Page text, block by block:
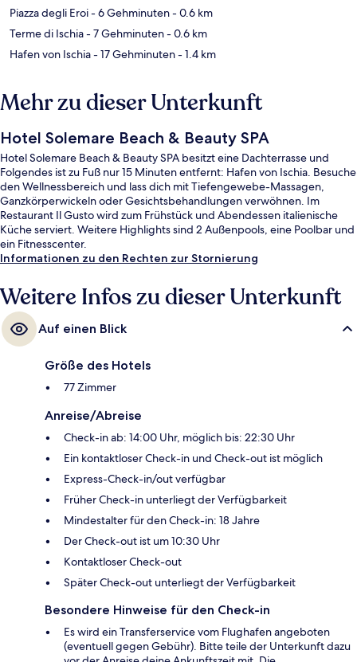
Piazza degli Eroi- 6 Gehminuten- 0.6 km
Terme di Ischia- 7 Gehminuten- 0.6 km
Hafen von Ischia- 17 Gehminuten- 1.4 km
Mehr zu dieser Unterkunft
Hotel Solemare Beach & Beauty SPA
Hotel Solemare Beach & Beauty SPA besitzt eine Dachterrasse und
Folgendes ist zu Fuß nur 15 Minuten entfernt: Hafen von Ischia. Besuche
den Wellnessbereich und lass dich mit Tiefengewebe-Massagen,
Ganzkörperwickeln oder Gesichtsbehandlungen verwöhnen. Im
Restaurant Il Gusto wird zum Frühstück und Abendessen italienische
Küche serviert. Weitere Highlights sind 2 Außenpools, eine Poolbar und
ein Fitnesscenter.
Informationen zu den Rechten zur Stornierung
Weitere Infos zu dieser Unterkunft
Auf einen Blick
Größe des Hotels
77 Zimmer
Anreise/Abreise
Check-in ab: 14:00 Uhr, möglich bis: 22:30 Uhr
Ein kontaktloser Check-in und Check-out ist möglich
Express-Check-in/out verfügbar
Früher Check-in unterliegt der Verfügbarkeit
Mindestalter für den Check-in: 18 Jahre
Der Check-out ist um 10:30 Uhr
Kontaktloser Check-out
Später Check-out unterliegt der Verfügbarkeit
Besondere Hinweise für den Check-in
Es wird ein Transferservice vom Flughafen angeboten
(eventuell gegen Gebühr). Bitte teile der Unterkunft dazu